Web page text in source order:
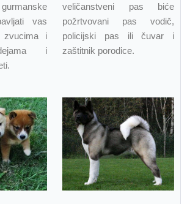
vas
zvucima i
i
veličanstveni pas biće
požrtvovani pas vodič,
policijski pas ili čuvar i
zaštitnik porodice.